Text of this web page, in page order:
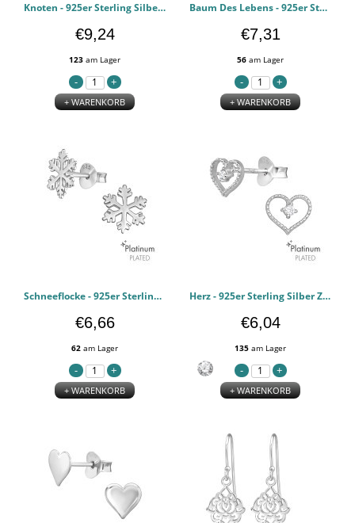
Knoten - 925er Sterling Silber Einfache Ohrstecker PCJW44115
€9,24
123 am Lager
+ WARENKORB
Baum Des Lebens - 925er Sterling Silber Einfache Ohrstecker PCJW44114
€7,31
56 am Lager
+ WARENKORB
Schneeflocke - 925er Sterling Silber Einfache Ohrstecker PCJW44113
€6,66
62 am Lager
+ WARENKORB
Herz - 925er Sterling Silber Zirkonia Ohrstecker PCJW44112
€6,04
135 am Lager
+ WARENKORB